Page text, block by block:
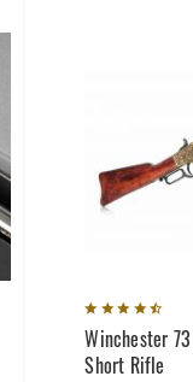
Winchester
Short Rifle